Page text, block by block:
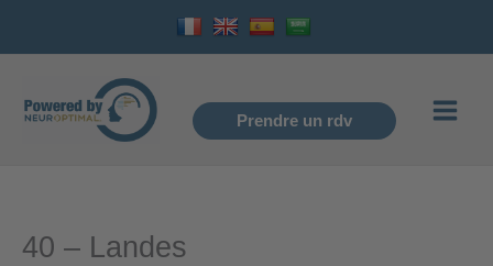
Prendre un rdv
40 – Landes